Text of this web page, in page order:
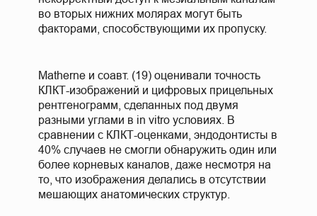
во вторых нижних молярах могут быть
факторами, способствующими их пропуску.
Matherne и соавт. (19) оценивали точность
КЛКТ-изображений и цифровых прицельных
рентгенограмм, сделанных под двумя
разными углами в in vitro условиях. В
сравнении с КЛКТ-оценками, эндодонтисты в
40% случаев не смогли обнаружить один или
более корневых каналов, даже несмотря на
то, что изображения делались в отсутствии
мешающих анатомических структур.